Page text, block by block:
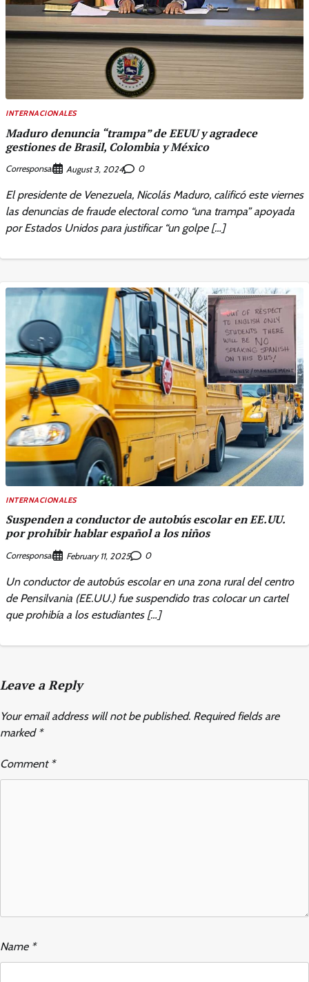
INTERNACIONALES
Maduro denuncia “trampa” de EEUU y agradece
gestiones de Brasil, Colombia y México
Corresponsal August 3, 2024 0
El presidente de Venezuela, Nicolás Maduro, calificó este viernes
las denuncias de fraude electoral como “una trampa” apoyada
por Estados Unidos para justificar “un golpe […]
INTERNACIONALES
Suspenden a conductor de autobús escolar en EE.UU.
por prohibir hablar español a los niños
Corresponsal February 11, 2025 0
Un conductor de autobús escolar en una zona rural del centro
de Pensilvania (EE.UU.) fue suspendido tras colocar un cartel
que prohibía a los estudiantes […]
Leave a Reply
Your email address will not be published. Required fields are
marked *
Comment *
Name *